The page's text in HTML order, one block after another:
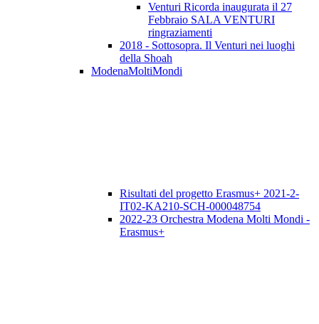
Venturi Ricorda inaugurata il 27
Febbraio SALA VENTURI
ringraziamenti
2018 - Sottosopra. Il Venturi nei luoghi
della Shoah
ModenaMoltiMondi
Risultati del progetto Erasmus+ 2021-2-
IT02-KA210-SCH-000048754
2022-23 Orchestra Modena Molti Mondi -
Erasmus+